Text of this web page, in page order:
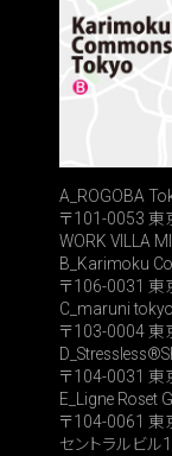
A_ROGOBA
〒101-0053
WORK VILLA
B_Karimoku
〒106-0031
C_maruni tokyo
〒103-0004 東
〒104-0031 東
E_Ligne Roset
〒104-0061 東
セントラルビル